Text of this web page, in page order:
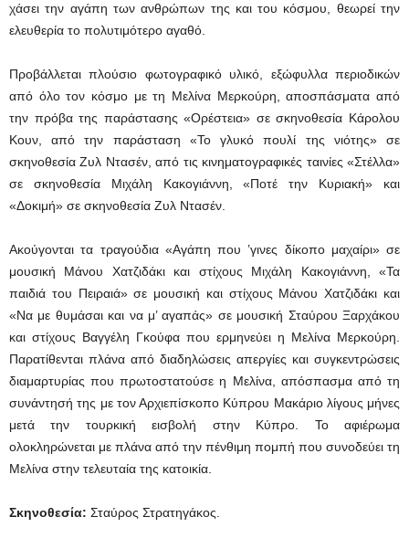
χάσει την αγάπη των ανθρώπων της και του κόσμου, θεωρεί την
ελευθερία το πολυτιμότερο αγαθό.
Προβάλλεται πλούσιο φωτογραφικό υλικό, εξώφυλλα περιοδικών
από όλο τον κόσμο με τη Μελίνα Μερκούρη, αποσπάσματα από
την πρόβα της παράστασης «Ορέστεια» σε σκηνοθεσία Κάρολου
Κουν, από την παράσταση «Το γλυκό πουλί της νιότης» σε
σκηνοθεσία Ζυλ Ντασέν, από τις κινηματογραφικές ταινίες «Στέλλα»
σε σκηνοθεσία Μιχάλη Κακογιάννη, «Ποτέ την Κυριακή» και
«Δοκιμή» σε σκηνοθεσία Ζυλ Ντασέν.
Ακούγονται τα τραγούδια «Αγάπη που ’γινες δίκοπο μαχαίρι» σε
μουσική Μάνου Χατζιδάκι και στίχους Μιχάλη Κακογιάννη, «Τα
παιδιά του Πειραιά» σε μουσική και στίχους Μάνου Χατζιδάκι και
«Να με θυμάσαι και να μ’ αγαπάς» σε μουσική Σταύρου Ξαρχάκου
και στίχους Βαγγέλη Γκούφα που ερμηνεύει η Μελίνα Μερκούρη.
Παρατίθενται πλάνα από διαδηλώσεις απεργίες και συγκεντρώσεις
διαμαρτυρίας που πρωτοστατούσε η Μελίνα, απόσπασμα από τη
συνάντησή της με τον Αρχιεπίσκοπο Κύπρου Μακάριο λίγους μήνες
μετά την τουρκική εισβολή στην Κύπρο. Το αφιέρωμα
ολοκληρώνεται με πλάνα από την πένθιμη πομπή που συνοδεύει τη
Μελίνα στην τελευταία της κατοικία.
Σκηνοθεσία: Σταύρος Στρατηγάκος.